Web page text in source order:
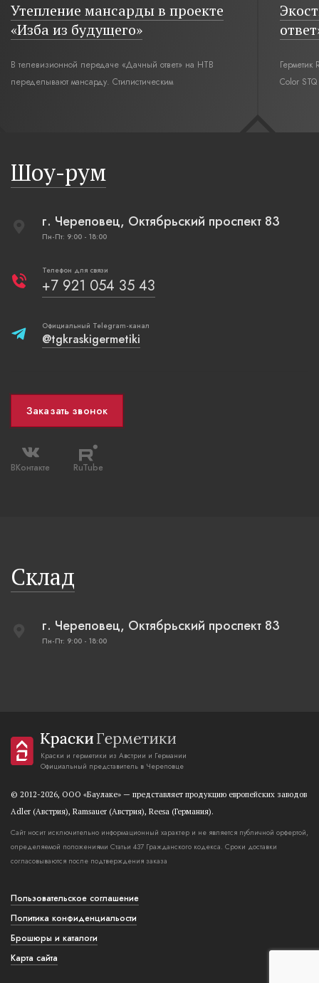
Утепление мансарды в проекте
«Изба из будущего»
В телевизионной передаче «Дачный ответ» на НТВ
переделывают мансарду. Стилистическим
плетеные вазы.
Герметик
Color
Шоу-рум
г. Череповец, Октябрьский проспект 83
Пн-Пт: 9:00 - 18:00
Телефон для связи
+7 921 054 35 43
Официальный Telegram-канал
@tgkraskigermetiki
Заказать звонок
ВКонтакте RuTube
Склад
г. Череповец, Октябрьский проспект 83
Пн-Пт: 9:00 - 18:00
Краски и герметики из Австрии и Германии
Официальный представитель в Череповце
© 2012-2026, OOO «Баулаке» — представляет продукцию европейских заводов
Adler (Австрия), Ramsauer (Австрия), Reesa (Германия).
Сайт носит исключительно информационный характер и не является публичной орфертой,
определяемой положениями Статьи 437 Гражданского кодекса. Сроки доставки
согласовываются после подтверждения заказа
Пользовательское соглашение
Политика конфиденциальости
Брошюры и каталоги
Карта сайта